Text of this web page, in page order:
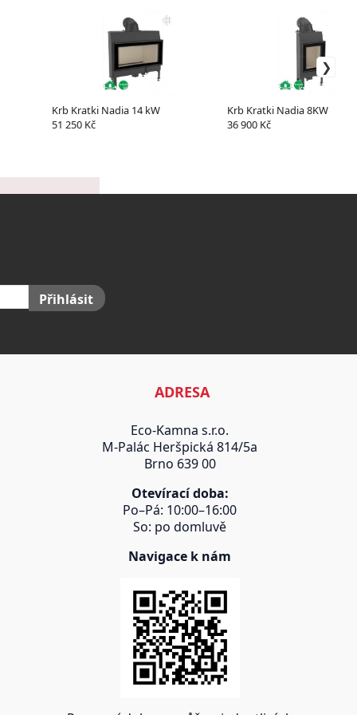
Krb Kratki Nadia 14 kW
51 250 Kč
Krb Kratki Nadia 8KW
36 900 Kč
Přihlásit
ADRESA
Eco-Kamna s.r.o.
M-Palác Heršpická 814/5a
Brno 639 00
Otevírací doba:
Po–Pá: 10:00–16:00
So: po domluvě
Navigace k nám